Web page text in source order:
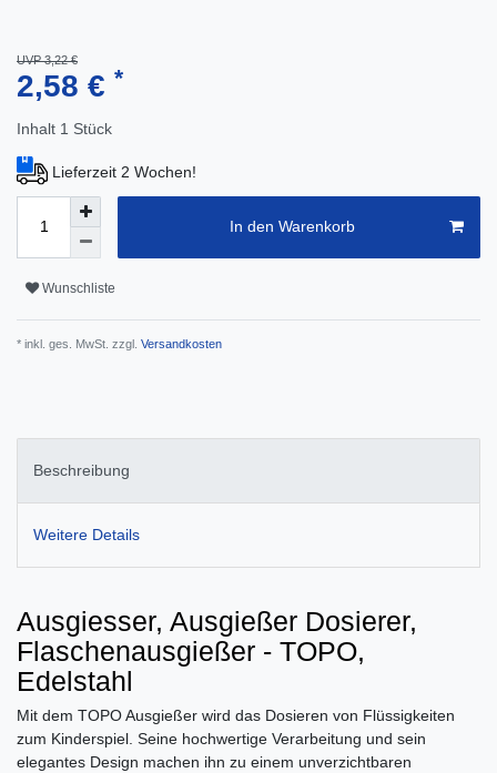
UVP 3,22 €
2,58 € *
Inhalt 1 Stück
Lieferzeit 2 Wochen!
In den Warenkorb
Wunschliste
* inkl. ges. MwSt. zzgl. Versandkosten
Beschreibung
Weitere Details
Ausgiesser, Ausgießer Dosierer,
Flaschenausgießer - TOPO,
Edelstahl
Mit dem TOPO Ausgießer wird das Dosieren von Flüssigkeiten
zum Kinderspiel. Seine hochwertige Verarbeitung und sein
elegantes Design machen ihn zu einem unverzichtbaren